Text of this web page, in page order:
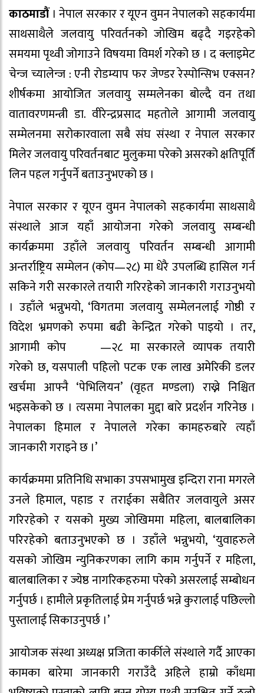
काठमाडौं। नेपाल सरकार र यूएन वुमन नेपालको सहकार्यमा
साथसाथैले जलवायु परिवर्तनको जोखिम बढ्दै गइरहेको
समयमा पृथ्वी जोगाउने विषयमा विमर्श गरेको छ । द क्लाइमेट
चेन्ज च्यालेन्ज : एनी रोडम्याप फर जेण्डर रेस्पोन्सिभ एक्सन?
शीर्षकमा आयोजित जलवायु सम्मलेनका बोल्दै वन तथा
वातावरणमन्त्री डा. वीरेन्द्रप्रसाद महतोले आगामी जलवायु
सम्मेलनमा सरोकारवाला सबै संघ संस्था र नेपाल सरकार
मिलेर जलवायु परिवर्तनबाट मुलुकमा परेको असरको क्षतिपूर्ति
लिन पहल गर्नुपर्ने बताउनुभएको छ ।
नेपाल सरकार र यूएन वुमन नेपालको सहकार्यमा साथसाथै
संस्थाले आज यहाँ आयोजना गरेको जलवायु सम्बन्धी
कार्यक्रममा उहाँले जलवायु परिवर्तन सम्बन्धी आगामी
अन्तर्राष्ट्रिय सम्मेलन (कोप—२८) मा धेरै उपलब्धि हासिल गर्न
सकिने गरी सरकारले तयारी गरिरहेको जानकारी गराउनुभयो
। उहाँले भन्नुभयो, ‘विगतमा जलवायु सम्मेलनलाई गोष्ठी र
विदेश भ्रमणको रुपमा बढी केन्द्रित गरेको पाइयो । तर,
आगामी कोप¬¬—२८ मा सरकारले व्यापक तयारी
गरेको छ, यसपाली पहिलो पटक एक लाख अमेरिकी डलर
खर्चमा आफ्नै ‘पेभिलियन’ (वृहत मण्डला) राख्ने निश्चित
भइसकेको छ । त्यसमा नेपालका मुद्दा बारे प्रदर्शन गरिनेछ ।
नेपालका हिमाल र नेपालले गरेका कामहरुबारे त्यहाँ
जानकारी गराइने छ ।’
कार्यक्रममा प्रतिनिधि सभाका उपसभामुख इन्दिरा राना मगरले
उनले हिमाल, पहाड र तराईका सबैतिर जलवायुले असर
गरिरहेको र यसको मुख्य जोखिममा महिला, बालबालिका
परिरहेको बताउनुभएको छ । उहाँले भन्नुभयो, ‘युवाहरुले
यसको जोखिम न्युनिकरणका लागि काम गर्नुपर्ने र महिला,
बालबालिका र ज्येष्ठ नागरिकहरुमा परेको असरलाई सम्बोधन
गर्नुपर्छ । हामीले प्रकृतिलाई प्रेम गर्नुपर्छ भन्ने कुरालाई पछिल्लो
पुस्तालाई सिकाउनुपर्छ ।’
आयोजक संस्था अध्यक्ष प्रजिता कार्कीले संस्थाले गर्दै आएका
कामका बारेमा जानकारी गराउँदै अहिले हाम्रो काँधमा